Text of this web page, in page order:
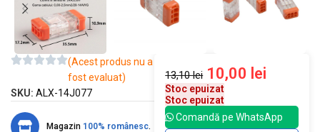
(Acest produs nu a
fost evaluat)
SKU: ALX-14J077
Magazin 100% românesc.
13,10lei 10,00 lei
Stoc epuizat
Stoc epuizat
Comandă pe WhatsApp